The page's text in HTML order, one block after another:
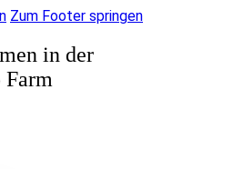
Zum Footer springen
in der